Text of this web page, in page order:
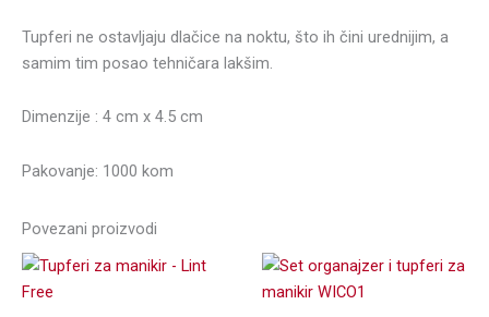
Tupferi ne ostavljaju dlačice na noktu, što ih čini urednijim, a
samim tim posao tehničara lakšim.
Dimenzije : 4 cm x 4.5 cm
Pakovanje: 1000 kom
Povezani proizvodi